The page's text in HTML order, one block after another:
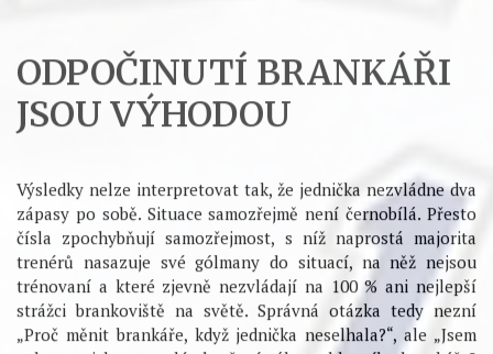
kouči objevili zázračný lék, který by hypotézu o únavě
naboural.